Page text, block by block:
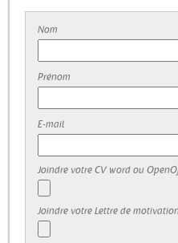
Nom
Prénom
E-mail
Joindre votre CV word ou
Joindre votre Lettre de